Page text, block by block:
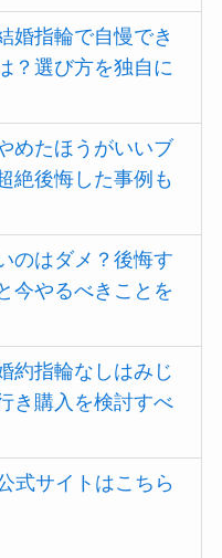
婚指輪で自慢でき
？選び方を独自に
めたほうがいいブ
絶後悔した事例も
のはダメ？後悔す
今やるべきことを
約指輪なしはみじ
き購入を検討すべ
式サイトはこちら